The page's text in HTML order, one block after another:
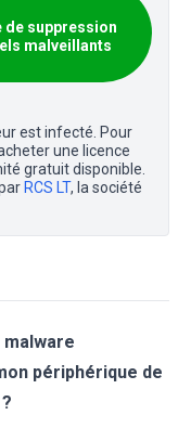
de suppression
malveillants
est infecté. Pour
une licence
gratuit disponible.
RCS LT, la société
périphérique de